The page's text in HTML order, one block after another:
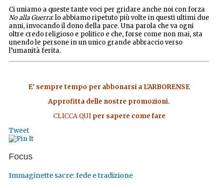
Ci uniamo a queste tante voci per gridare anche noi con forza
No alla Guerra: lo abbiamo ripetuto più volte in questi ultimi due
anni, invocando il dono della pace. Una parola che va ogni
oltre credo religioso e politico e che, forse come non mai, sta
unendo le persone in un unico grande abbraccio verso
l’umanità ferita.
E' sempre tempo per abbonarsi a L'ARBORENSE
Approfitta delle nostre promozioni.
CLICCA QUI per sapere come fare
Tweet
Focus
Immaginette sacre: fede e tradizione